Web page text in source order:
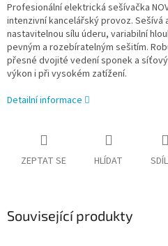
Profesionální elektrická sešívačka
intenzivní kancelářský provoz. Sešívá
nastavitelnou sílu úderu, variabilní
pevným a rozebíratelným sešitím.
přesné dvojité vedení sponek a
výkon i při vysokém zatížení.
Detailní informace
ZEPTAT SE HLÍDAT
Související produkty